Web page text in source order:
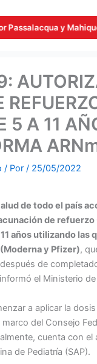
y Mahiques
5 A 11
/ Por / 25/05/2022
de todo el país
de refuerzo
años utilizando las
y Pfizer),
de
el Ministerio de
a aplicar la
del Consejo
cuenta con
de Pediatría (SAP).